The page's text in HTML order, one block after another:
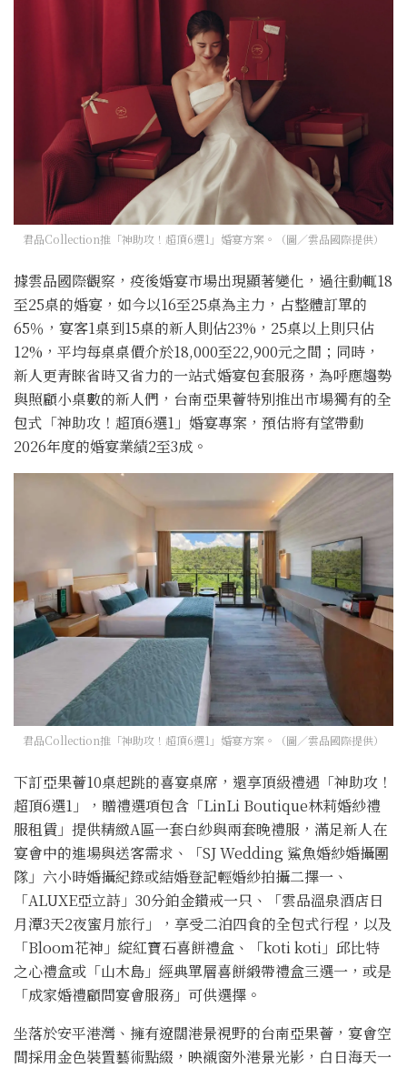
君品Collection推「神助攻！超頂6選1」婚宴方案。（圖／雲品國際提供）
據雲品國際觀察，疫後婚宴市場出現顯著變化，過往動輒18
至25桌的婚宴，如今以16至25桌為主力，占整體訂單的
65％，宴客1桌到15桌的新人則佔23%，25桌以上則只佔
12%，平均每桌桌價介於18,000至22,900元之間；同時，
新人更青睞省時又省力的一站式婚宴包套服務，為呼應趨勢
與照顧小桌數的新人們，台南亞果薈特別推出市場獨有的全
包式「神助攻！超頂6選1」婚宴專案，預估將有望帶動
2026年度的婚宴業績2至3成。
君品Collection推「神助攻！超頂6選1」婚宴方案。（圖／雲品國際提供）
下訂亞果薈10桌起跳的喜宴桌席，還享頂級禮遇「神助攻！
超頂6選1」，贈禮選項包含「LinLi Boutique林莉婚紗禮
服租賃」提供精緻A區一套白紗與兩套晚禮服，滿足新人在
宴會中的進場與送客需求、「SJ Wedding 鯊魚婚紗婚攝團
隊」六小時婚攝紀錄或結婚登記輕婚紗拍攝二擇一、
「ALUXE亞立詩」30分鉑金鑽戒一只、「雲品溫泉酒店日
月潭3天2夜蜜月旅行」，享受二泊四食的全包式行程，以及
「Bloom花神」綻紅寶石喜餅禮盒、「koti koti」邱比特
之心禮盒或「山木島」經典單層喜餅緞帶禮盒三選一，或是
「成家婚禮顧問宴會服務」可供選擇。
坐落於安平港灣、擁有遼闊港景視野的台南亞果薈，宴會空
間採用金色裝置藝術點綴，映襯窗外港景光影，白日海天一